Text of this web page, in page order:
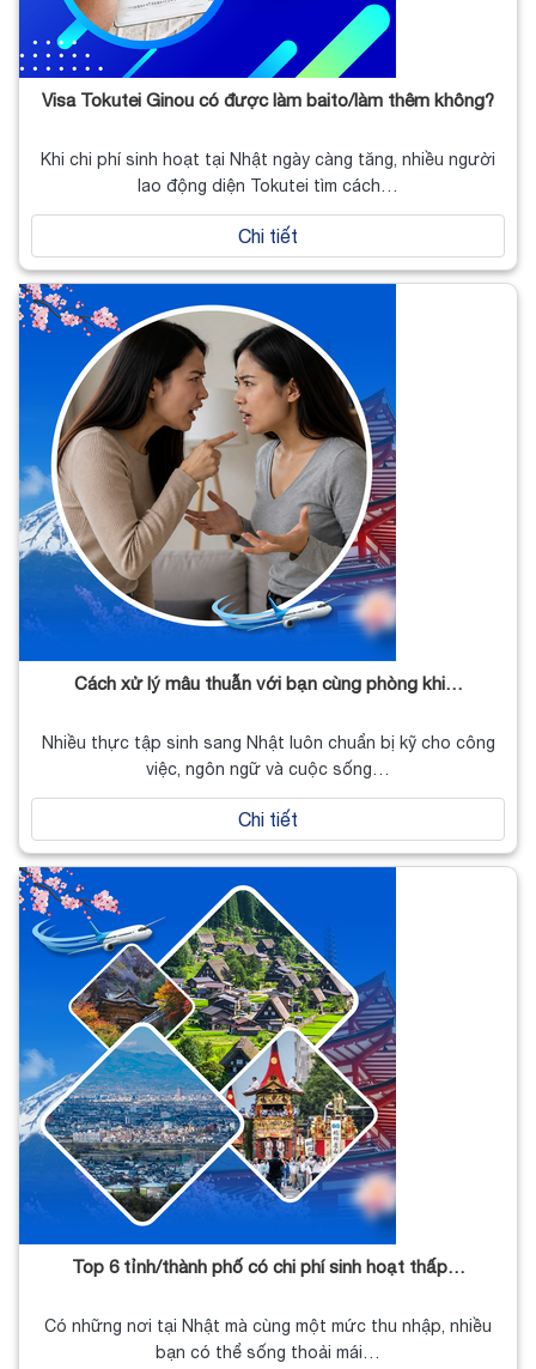
Visa Tokutei Ginou có được làm baito/làm thêm không?
Khi chi phí sinh hoạt tại Nhật ngày càng tăng, nhiều người
lao động diện Tokutei tìm cách…
Chi tiết
Cách xử lý mâu thuẫn với bạn cùng phòng khi…
Nhiều thực tập sinh sang Nhật luôn chuẩn bị kỹ cho công
việc, ngôn ngữ và cuộc sống…
Chi tiết
Top 6 tỉnh/thành phố có chi phí sinh hoạt thấp…
Có những nơi tại Nhật mà cùng một mức thu nhập, nhiều
bạn có thể sống thoải mái…